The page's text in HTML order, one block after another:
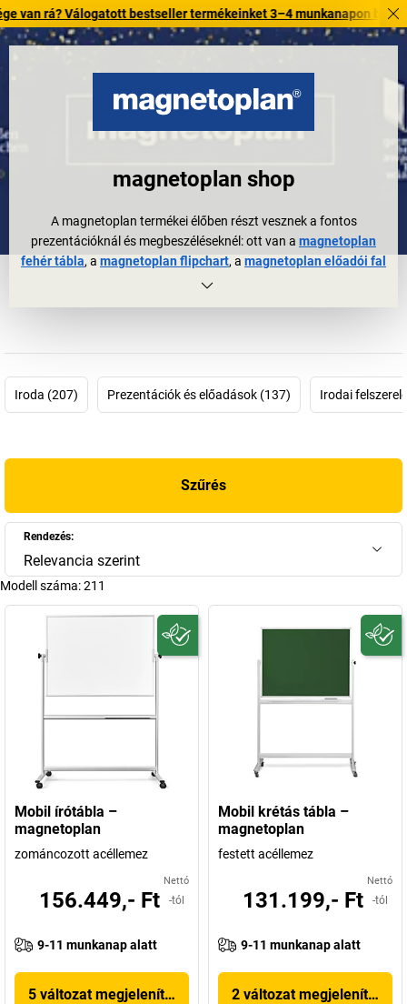
Válogatott bestseller termékeinket 3–4 munkanapon belül
magnetoplan shop
A magnetoplan termékei élőben részt vesznek a fontos
prezentációknál és megbeszéléseknél: ott van a magnetoplan
fehér tábla, a magnetoplan flipchart, a magnetoplan előadói fal
. A mindennapi munkában is ők a
folyamatokat jobban tervezni és vizualizálni. Kialakította az első
tervezőtáblát, melyet 1958-ban szabadalmaztatni is tudott. Ezt
OFFICE SUPPORT GmbH része, mely „Közepes méretű,
Ma összesen 4000 termék tartozik a márka kínálatába, a
műszakbeosztási készlettől a jelölőszalagig. Magnetoplan
shopunkban ebből kínálunk válogatást – találja meg új
magnetoplan fehér tábláját vagy új magnetoplan flipchartját!
Iroda (207) Prezentációk és előadások (137) Irodai
Szűrés
Rendezés:
Relevancia szerint
Modell száma:211
Mobil írótábla –
magnetoplan
zománcozott acéllemez
Nettó
156.449,- Ft -tól
9-11 munkanap alatt
5 változat megjelenítése
Mobil krétás tábla –
magnetoplan
festett acéllemez
Nettó
131.199,- Ft -tól
9-11 munkanap alatt
2 változat megjelenítése